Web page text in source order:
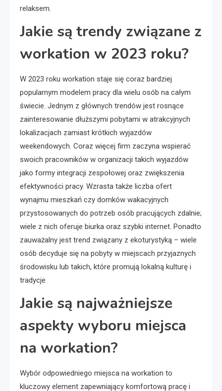
relaksem.
Jakie są trendy związane z
workation w 2023 roku?
W 2023 roku workation staje się coraz bardziej
popularnym modelem pracy dla wielu osób na całym
świecie. Jednym z głównych trendów jest rosnące
zainteresowanie dłuższymi pobytami w atrakcyjnych
lokalizacjach zamiast krótkich wyjazdów
weekendowych. Coraz więcej firm zaczyna wspierać
swoich pracowników w organizacji takich wyjazdów
jako formy integracji zespołowej oraz zwiększenia
efektywności pracy. Wzrasta także liczba ofert
wynajmu mieszkań czy domków wakacyjnych
przystosowanych do potrzeb osób pracujących zdalnie;
wiele z nich oferuje biurka oraz szybki internet. Ponadto
zauważalny jest trend związany z ekoturystyką – wiele
osób decyduje się na pobyty w miejscach przyjaznych
środowisku lub takich, które promują lokalną kulturę i
tradycje.
Jakie są najważniejsze
aspekty wyboru miejsca
na workation?
Wybór odpowiedniego miejsca na workation to
kluczowy element zapewniający komfortową pracę i